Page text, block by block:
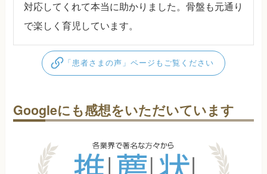
対応してくれて本当に助かりました。骨盤も元通り
で楽しく育児しています。
「患者さまの声」ページもご覧ください
Googleにも感想をいただいています